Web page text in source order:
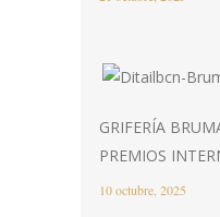
GRIFERÍA
PREMIOS
10 octubre, 2025